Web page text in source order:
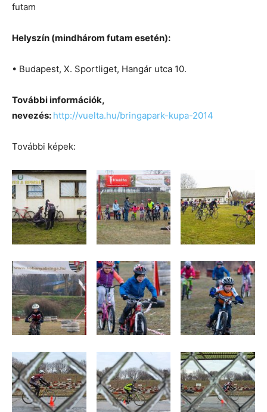
futam
Helyszín (mindhárom futam esetén):
• Budapest, X. Sportliget, Hangár utca 10.
További információk,
nevezés: http://vuelta.hu/bringapark-kupa-2014
További képek: